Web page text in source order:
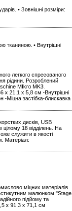
• Зовнішні розміри:
тканиною. • Внутрішні
легкого спресованого
рідини. Розроблений
MIkro MK3.
х 21,1 х 5,8 см -Внутрішні
Міцна застібка-блискавка
дисків, USB
цілому 18 відділень. На
служити в якості
Матеріал:
міцних матеріалів.
малюнком "Stage
підйому та
x 91,3 x 71,1 см